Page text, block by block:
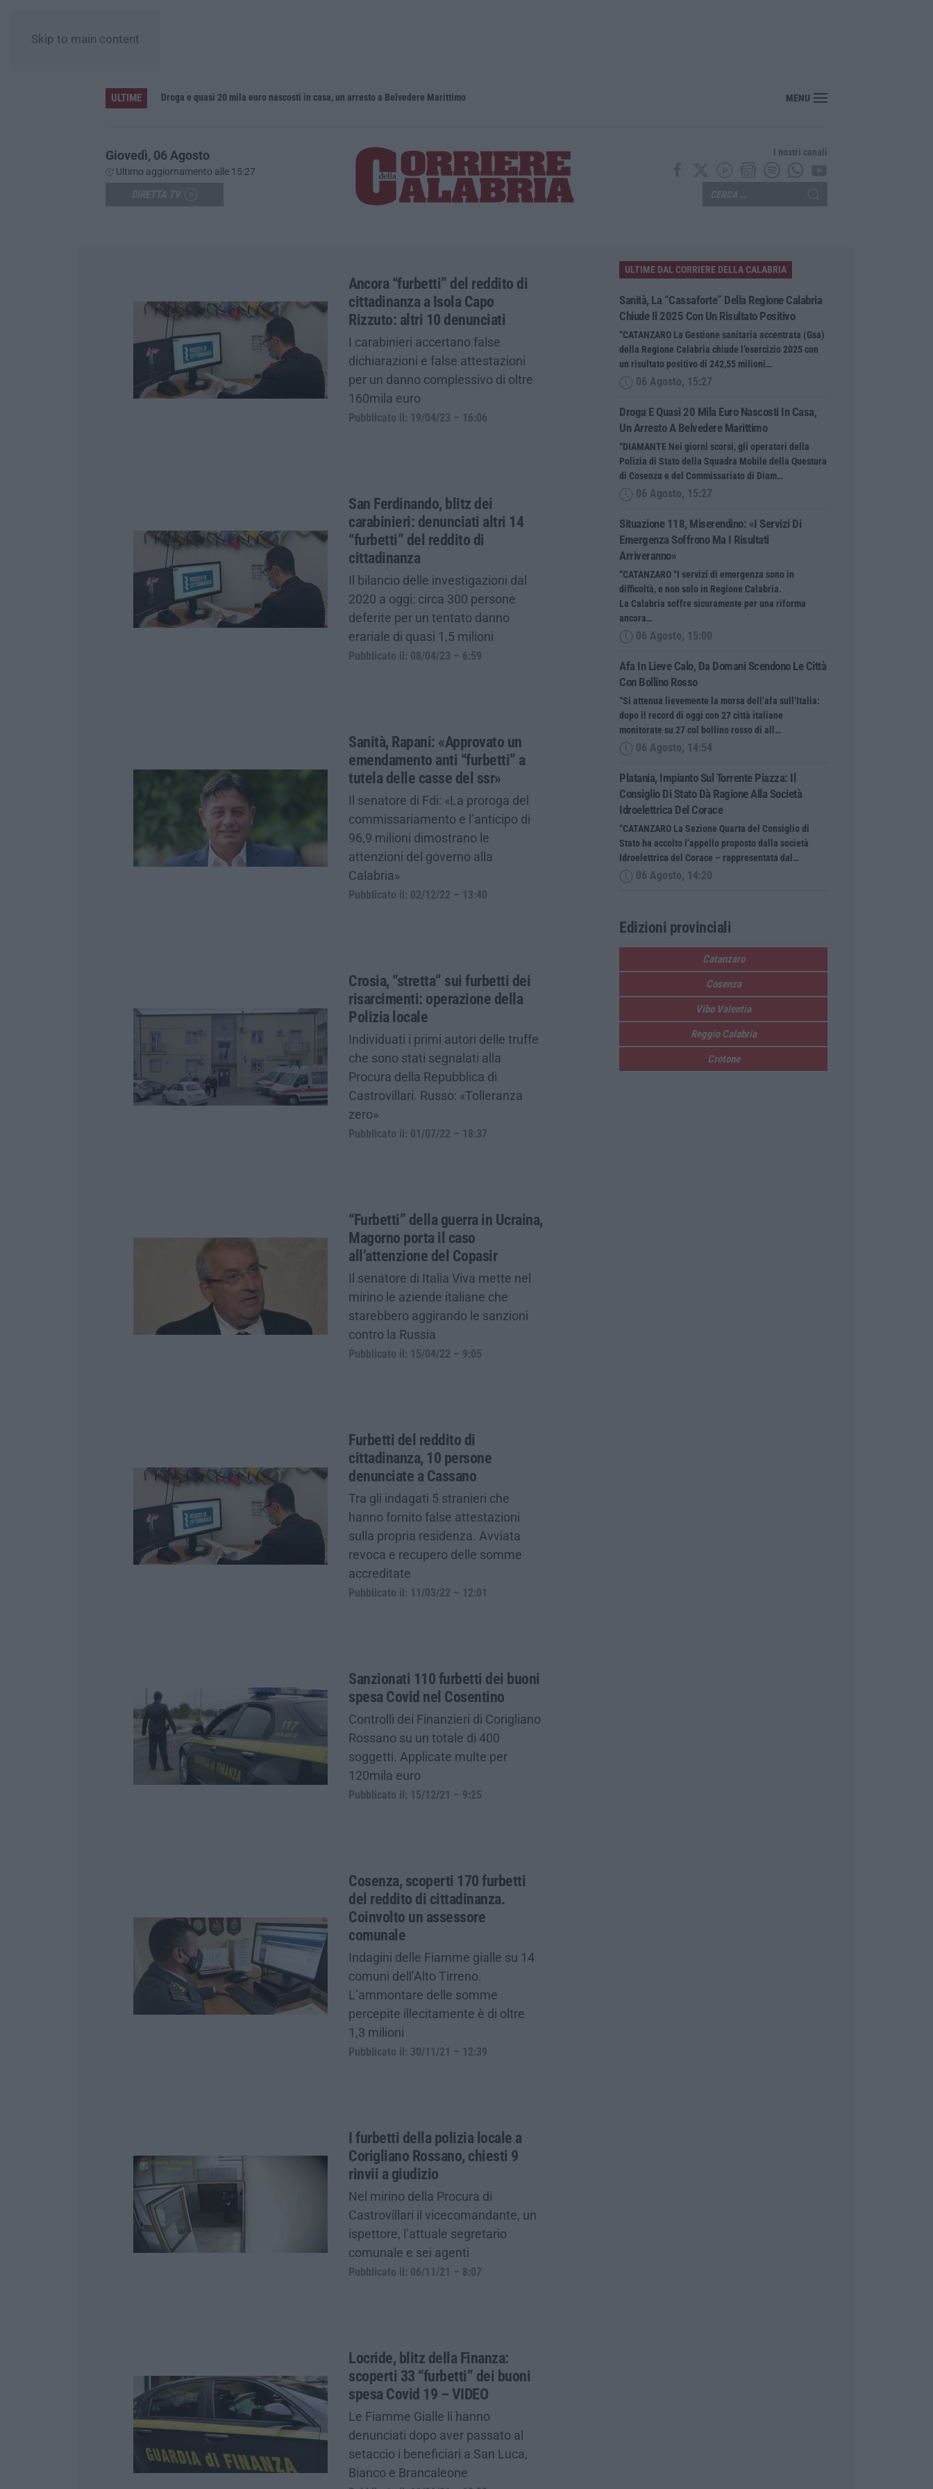
Skip to main content
ULTIME Droga e quasi 20 mila euro nascosti in casa, un arresto a Belvedere Marittimo Situazione 118, Miserendino: «I servizi di emergenza soffrono ma i risultati arriveranno»
MENU
Giovedì, 06 Agosto
Ultimo aggiornamento alle 15:27
I nostri canali
Ancora “furbetti” del reddito di
cittadinanza a Isola Capo
Rizzuto: altri 10 denunciati
I carabinieri accertano false
dichiarazioni e false attestazioni
per un danno complessivo di oltre
160mila euro
Pubblicato il: 19/04/23 – 16:06
San Ferdinando, blitz dei
carabinieri: denunciati altri 14
“furbetti” del reddito di
cittadinanza
Il bilancio delle investigazioni dal
2020 a oggi: circa 300 persone
deferite per un tentato danno
erariale di quasi 1,5 milioni
Pubblicato il: 08/04/23 – 6:59
Sanità, Rapani: «Approvato un
emendamento anti “furbetti” a
tutela delle casse del ssr»
Il senatore di Fdi: «La proroga del
commissariamento e l’anticipo di
96,9 milioni dimostrano le
attenzioni del governo alla
Calabria»
Pubblicato il: 02/12/22 – 13:40
Crosia, “stretta” sui furbetti dei
risarcimenti: operazione della
Polizia locale
Individuati i primi autori delle truffe
che sono stati segnalati alla
Procura della Repubblica di
Castrovillari. Russo: «Tolleranza
zero»
Pubblicato il: 01/07/22 – 18:37
“Furbetti” della guerra in Ucraina,
Magorno porta il caso
all’attenzione del Copasir
Il senatore di Italia Viva mette nel
mirino le aziende italiane che
starebbero aggirando le sanzioni
contro la Russia
Pubblicato il: 15/04/22 – 9:05
Furbetti del reddito di
cittadinanza, 10 persone
denunciate a Cassano
Tra gli indagati 5 stranieri che
hanno fornito false attestazioni
sulla propria residenza. Avviata
revoca e recupero delle somme
accreditate
Pubblicato il: 11/03/22 – 12:01
Sanzionati 110 furbetti dei buoni
spesa Covid nel Cosentino
Controlli dei Finanzieri di Corigliano
Rossano su un totale di 400
soggetti. Applicate multe per
120mila euro
Pubblicato il: 15/12/21 – 9:25
Cosenza, scoperti 170 furbetti
del reddito di cittadinanza.
Coinvolto un assessore
comunale
Indagini delle Fiamme gialle su 14
comuni dell’Alto Tirreno.
L’ammontare delle somme
percepite illecitamente è di oltre
1,3 milioni
Pubblicato il: 30/11/21 – 12:39
I furbetti della polizia locale a
Corigliano Rossano, chiesti 9
rinvii a giudizio
Nel mirino della Procura di
Castrovillari il vicecomandante, un
ispettore, l’attuale segretario
comunale e sei agenti
Pubblicato il: 06/11/21 – 8:07
Locride, blitz della Finanza:
scoperti 33 “furbetti” dei buoni
spesa Covid 19 – VIDEO
Le Fiamme Gialle li hanno
denunciati dopo aver passato al
setaccio i beneficiari a San Luca,
Bianco e Brancaleone
ULTIME DAL CORRIERE DELLA CALABRIA
Sanità, La “cassaforte” Della Regione Calabria
Chiude Il 2025 Con Un Risultato Positivo
“CATANZARO La Gestione sanitaria accentrata (Gsa)
della Regione Calabria chiude l’esercizio 2025 con
un risultato positivo di 242,55 milioni…
06 Agosto, 15:27
Droga E Quasi 20 Mila Euro Nascosti In Casa,
Un Arresto A Belvedere Marittimo
“DIAMANTE Nei giorni scorsi, gli operatori della
Polizia di Stato della Squadra Mobile della Questura
di Cosenza e del Commissariato di Diam…
06 Agosto, 15:27
Situazione 118, Miserendino: «I Servizi Di
Emergenza Soffrono Ma I Risultati
Arriveranno»
“CATANZARO “I servizi di emergenza sono in
difficoltà, e non solo in Regione Calabria.
La Calabria soffre sicuramente per una riforma
ancora…
06 Agosto, 15:00
Afa In Lieve Calo, Da Domani Scendono Le Città
Con Bollino Rosso
“Si attenua lievemente la morsa dell’afa sull’Italia:
dopo il record di oggi con 27 città italiane
monitorate su 27 col bollino rosso di all…
06 Agosto, 14:54
Platania, Impianto Sul Torrente Piazza: Il
Consiglio Di Stato Dà Ragione Alla Società
Idroelettrica Del Corace
“CATANZARO La Sezione Quarta del Consiglio di
Stato ha accolto l’appello proposto dalla società
Idroelettrica del Corace – rappresentata dal…
06 Agosto, 14:20
Edizioni provinciali
Catanzaro
Cosenza
Vibo Valentia
Reggio Calabria
Crotone